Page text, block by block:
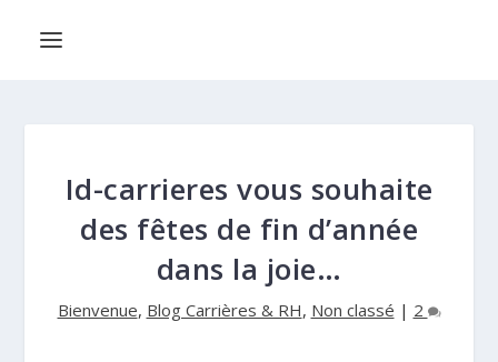
Id-carrieres vous souhaite
des fêtes de fin d’année
dans la joie…
Bienvenue, Blog Carrières & RH, Non classé | 2